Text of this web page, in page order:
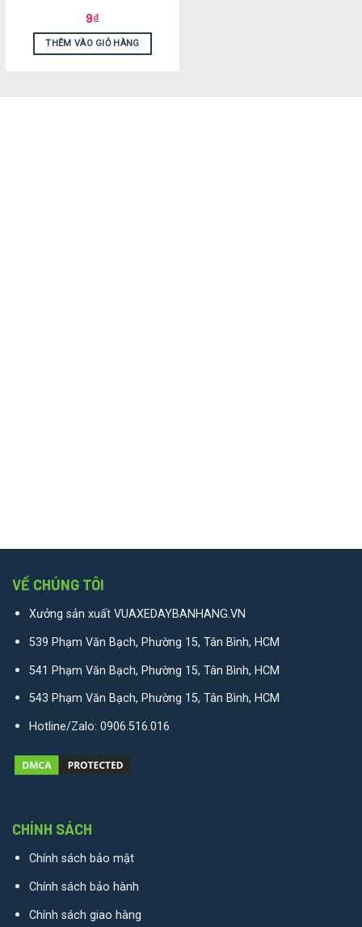
9₫
THÊM VÀO GIỎ HÀNG
VỀ CHÚNG TÔI
Xưởng sản xuất VUAXEDAYBANHANG.VN
539 Phạm Văn Bạch, Phường 15, Tân Bình, HCM
541 Phạm Văn Bạch, Phường 15, Tân Bình, HCM
543 Phạm Văn Bạch, Phường 15, Tân Bình, HCM
Hotline/Zalo: 0906.516.016
CHÍNH SÁCH
Chính sách bảo mật
Chính sách bảo hành
Chính sách giao hàng